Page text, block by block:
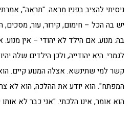
ניסיתי להציב בפניו מראה. "תראה",
יש בה הכל – חימום, קירור, עור,
בה: מנוע. אם הילד לא יהודי – אין
לגמרי. היא יהודייה, ולכן הילדים שלה
קשר למי שתינשא. אצלה המנוע קיים.
המפתח". הוא יודע את ההלכה, הוא לא
הוא אומר, אינו הלכתי. "אני כבר לא